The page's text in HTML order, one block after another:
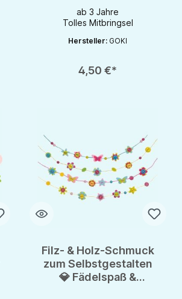
ab 3 Jahre
Tolles Mitbringsel
Hersteller: GOKI
4,50 €*
Filz- & Holz-Schmuck
zum Selbstgestalten
💎 Fädelspaß &